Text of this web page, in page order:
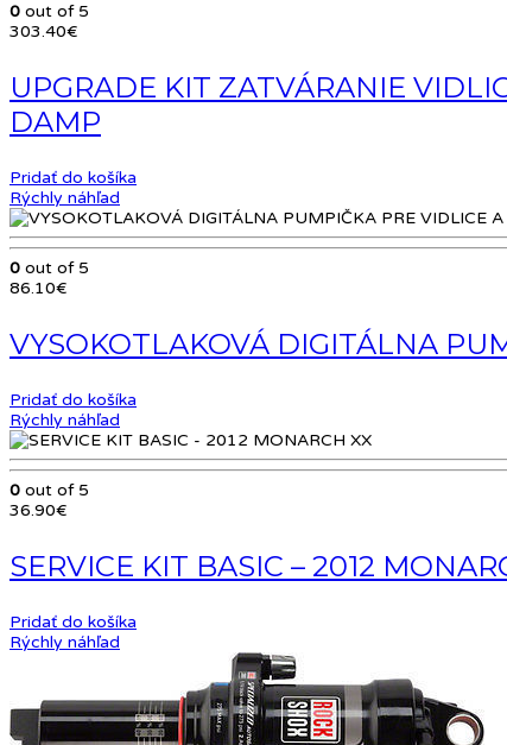
0 out of 5
303.40€
UPGRADE KIT ZATVÁRANIE
DAMP
Pridať do košíka
Rýchly náhľad
0 out of 5
86.10€
VYSOKOTLAKOVÁ DIGITÁLNA
Pridať do košíka
Rýchly náhľad
0 out of 5
36.90€
SERVICE KIT BASIC – 2012
Pridať do košíka
Rýchly náhľad